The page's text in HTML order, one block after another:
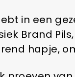
in een
Brand
hapje,